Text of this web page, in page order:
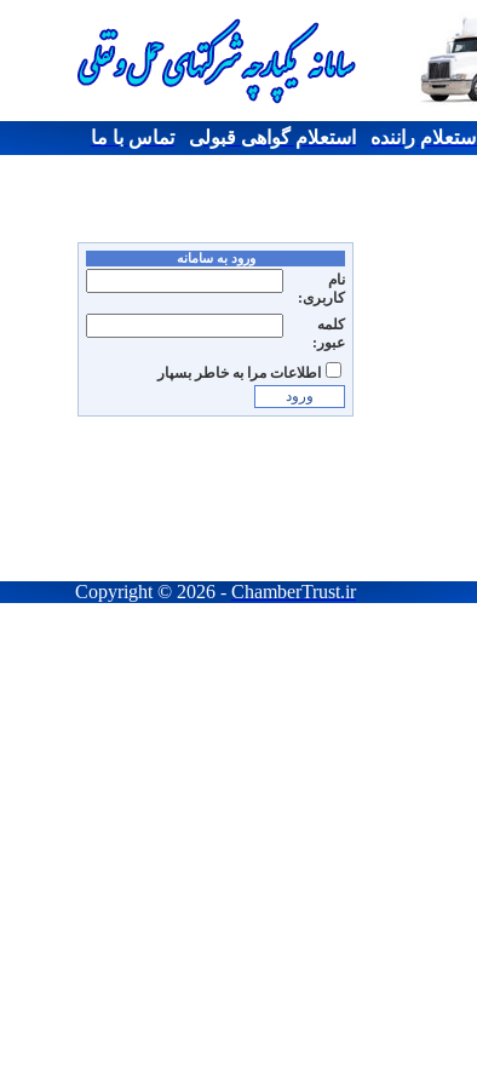
استعلام راننده استعلام گواهی قبولی تماس با ما
ورود به سامانه
نام
کاربری:
کلمه
عبور:
اطلاعات مرا به خاطر بسپار
Copyright © 2026 - ChamberTrust.ir